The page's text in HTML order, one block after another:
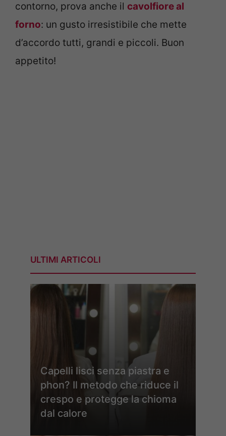
contorno, prova anche il cavolfiore al
forno: un gusto irresistibile che mette
d’accordo tutti, grandi e piccoli. Buon
appetito!
ULTIMI ARTICOLI
Capelli lisci senza piastra e
phon? Il metodo che riduce il
crespo e protegge la chioma
dal calore